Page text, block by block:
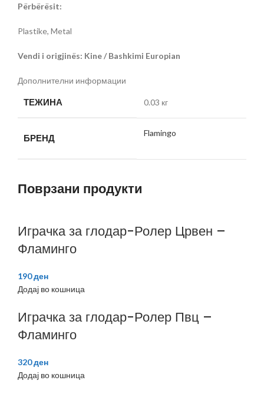
Përbërësit:
Plastike, Metal
Vendi i origjinës: Kine / Bashkimi Europian
Дополнителни информации
ТЕЖИНА 0.03 кг
БРЕНД Flamingo
Поврзани продукти
Играчка за глодар-Ролер Црвен –
Фламинго
190ден
Додај во кошница
Играчка за глодар-Ролер Пвц –
Фламинго
320ден
Додај во кошница